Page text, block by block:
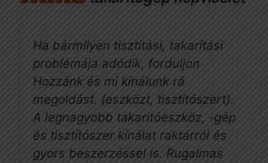
Ha bármilyen tisztítási, takarítási
problémája adódik, forduljon
Hozzánk és mi kínálunk rá
megoldást. (eszközt, tisztítószert).
A legnagyobb takarítóeszköz, -gép
és tisztítószer kínálat raktárról és
gyors beszerzéssel is. Rugalmas